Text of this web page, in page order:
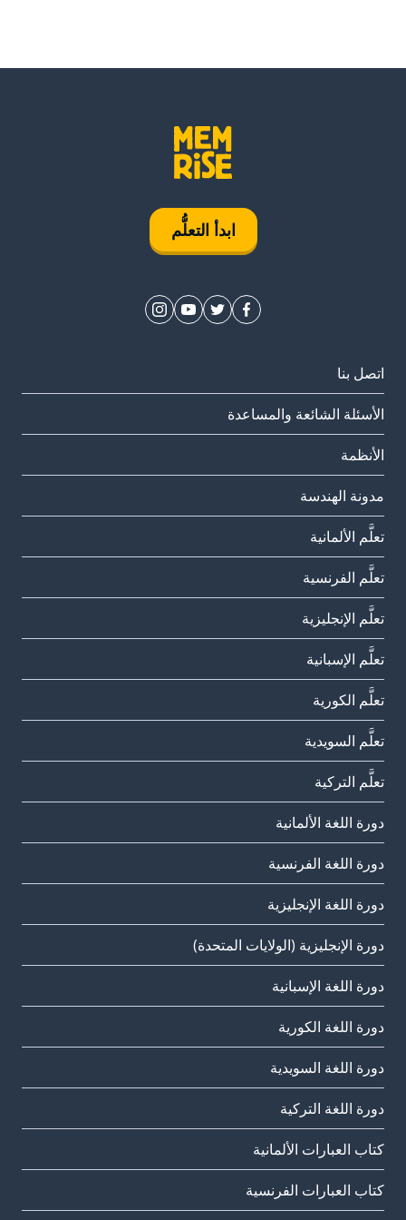
ابدأ التعلُّم
اتصل بنا
الأسئلة الشائعة والمساعدة
الأنظمة
مدونة الهندسة
تعلَّم الألمانية
تعلَّم الفرنسية
تعلَّم الإنجليزية
تعلَّم الإسبانية
تعلَّم الكورية
تعلَّم السويدية
تعلَّم التركية
دورة اللغة الألمانية
دورة اللغة الفرنسية
دورة اللغة الإنجليزية
دورة الإنجليزية (الولايات المتحدة)
دورة اللغة الإسبانية
دورة اللغة الكورية
دورة اللغة السويدية
دورة اللغة التركية
كتاب العبارات الألمانية
كتاب العبارات الفرنسية